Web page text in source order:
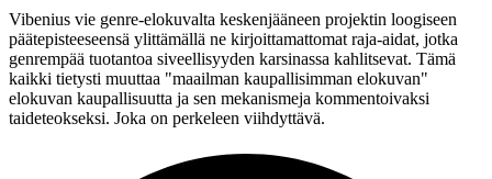
Vibenius vie genre-elokuvalta keskenjääneen projektin loogiseen
päätepisteeseensä ylittämällä ne kirjoittamattomat raja-aidat, jotka
genrempää tuotantoa siveellisyyden karsinassa kahlitsevat. Tämä
kaikki tietysti muuttaa "maailman kaupallisimman elokuvan"
elokuvan kaupallisuutta ja sen mekanismeja kommentoivaksi
taideteokseksi. Joka on perkeleen viihdyttävä.